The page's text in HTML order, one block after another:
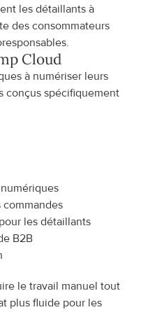
les détaillants à
des consommateurs
Cloud
à numériser leurs
conçus spécifiquement
les détaillants
B2B
le travail manuel tout
plus fluide pour les